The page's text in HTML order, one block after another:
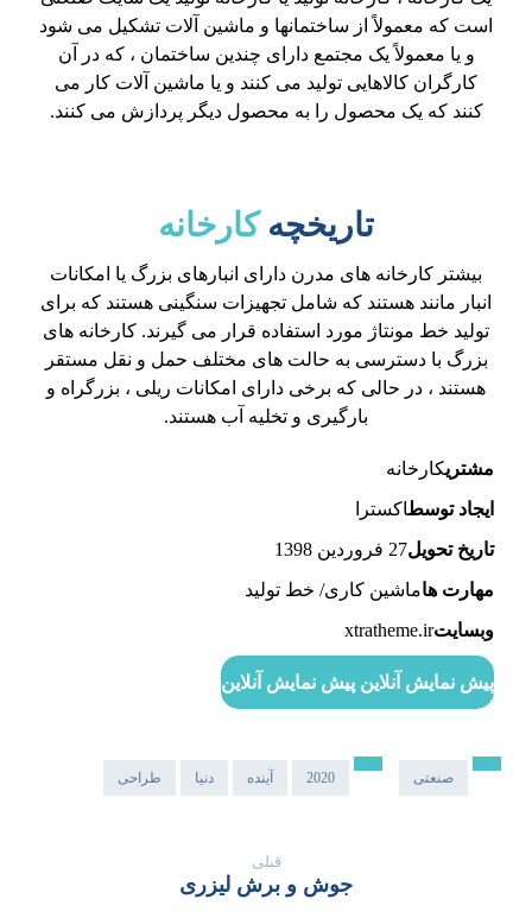
است که معمولاً از ساختمانها و ماشین آلات تشکیل می شود
و یا معمولاً یک مجتمع دارای چندین ساختمان ، که در آن
کارگران کالاهایی تولید می کنند و یا ماشین آلات کار می
کنند که یک محصول را به محصول دیگر پردازش می کنند.
تاریخچه کارخانه
بیشتر کارخانه های مدرن دارای انبارهای بزرگ یا امکانات
انبار مانند هستند که شامل تجهیزات سنگینی هستند که برای
تولید خط مونتاژ مورد استفاده قرار می گیرند. کارخانه های
بزرگ با دسترسی به حالت های مختلف حمل و نقل مستقر
هستند ، در حالی که برخی دارای امکانات ریلی ، بزرگراه و
بارگیری و تخلیه آب هستند.
مشتریکارخانه
ایجاد توسطاکسترا
تاریخ تحویل27 فروردین 1398
مهارت هاماشین کاری/ خط تولید
وبسایتxtratheme.ir
پیش نمایش آنلاینپیش نمایش آنلاین
صنعتی 2020 آینده دنیا طراحی
قبلی
جوش و برش لیزری